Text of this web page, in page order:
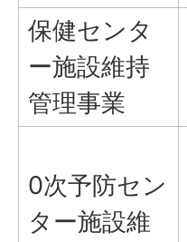
保健センタ
ー施設維持
管理事業
0次予防セン
ター施設維